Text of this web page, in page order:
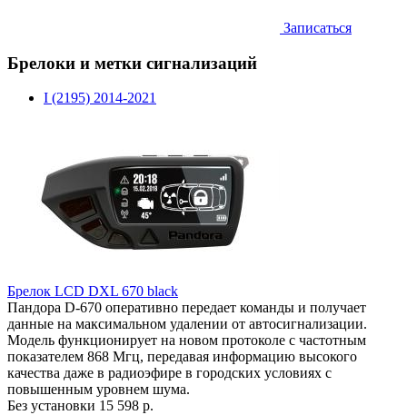
Записаться
Брелоки и метки сигнализаций
I (2195) 2014-2021
Брелок LCD DXL 670 black
Пандора D-670 оперативно передает команды и получает
данные на максимальном удалении от автосигнализации.
Модель функционирует на новом протоколе с частотным
показателем 868 Мгц, передавая информацию высокого
качества даже в радиоэфире в городских условиях с
повышенным уровнем шума.
Без установки 15 598 р.